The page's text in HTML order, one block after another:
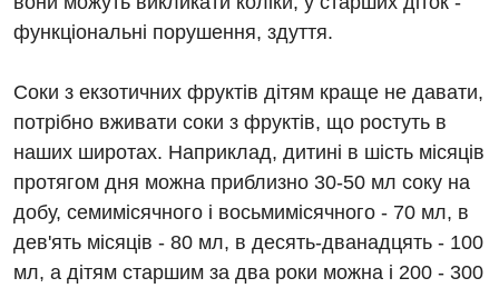
Медична психологія
Нейрохірургія
Онкологічне відділлення
Оториноларингологія
Офтальмологічне відділення
Педіатричне відділення
функціональні порушення, здуття.
Соки з екзотичних фруктів дітям краще не давати,
потрібно вживати соки з фруктів, що ростуть в
наших широтах. Наприклад, дитині в шість місяців
протягом дня можна приблизно 30-50 мл соку на
добу, семимісячного і восьмимісячного - 70 мл, в
дев'ять місяців - 80 мл, в десять-дванадцять - 100
мл, а дітям старшим за два роки можна і 200 - 300